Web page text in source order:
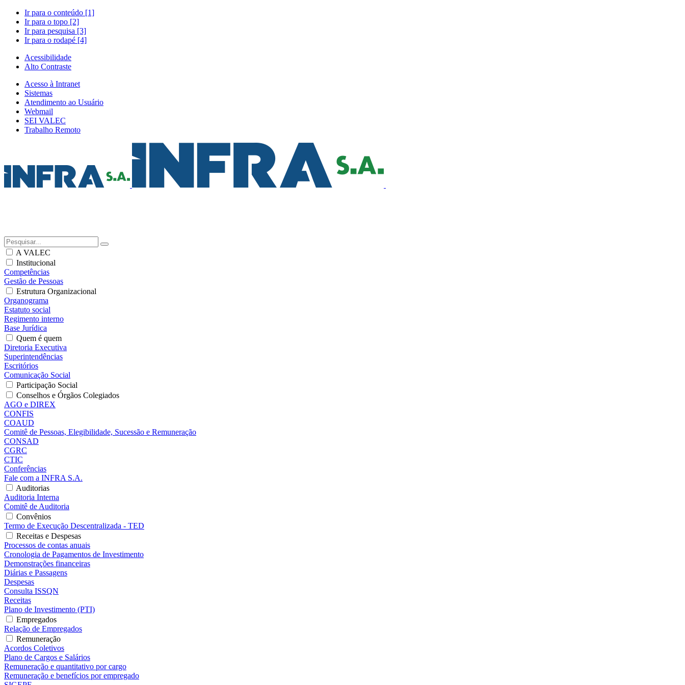
Ir para o conteúdo [1]
Ir para o topo [2]
Ir para pesquisa [3]
Ir para o rodapé [4]
Acessibilidade
Alto Contraste
Acesso à Intranet
Sistemas
Atendimento ao Usuário
Webmail
SEI VALEC
Trabalho Remoto
A VALEC
Institucional
Competências
Gestão de Pessoas
Estrutura Organizacional
Organograma
Estatuto social
Regimento interno
Base Jurídica
Quem é quem
Diretoria Executiva
Superintendências
Escritórios
Comunicação Social
Participação Social
Conselhos e Órgãos Colegiados
AGO e DIREX
CONFIS
COAUD
Comitê de Pessoas, Elegibilidade, Sucessão e Remuneração
CONSAD
CGRC
CTIC
Conferências
Fale com a INFRA S.A.
Auditorias
Auditoria Interna
Comitê de Auditoria
Convênios
Termo de Execução Descentralizada - TED
Receitas e Despesas
Processos de contas anuais
Cronologia de Pagamentos de Investimento
Demonstrações financeiras
Diárias e Passagens
Despesas
Consulta ISSQN
Receitas
Plano de Investimento (PTI)
Empregados
Relação de Empregados
Remuneração
Acordos Coletivos
Plano de Cargos e Salários
Remuneração e quantitativo por cargo
Remuneração e benefícios por empregado